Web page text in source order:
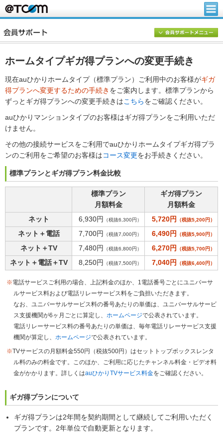
ホームタイプギガ得プランへの変更手続き
現在auひかりホームタイプ（標準プラン）ご利用中のお客様がギガ
得プランへ変更するための手続き をご案内します。標準プランから
ずっとギガ得プランへの変更手続きはこちら をご確認ください。
auひかりマンションタイプのお客様はギガ得プランをご利用いただ
けません。
その他の接続サービスをご利用でauひかりホームタイプギガ得プラ
ンのご利用をご希望のお客様は コース変更をお手続きください。
標準プランとギガ得プラン料金比較
標準プラン
月額料金
ギガ得プラン
月額料金
ネット
6,930円 （税抜6,300円） 5,720円 （税抜5,200円）
ネット＋電話 7,700円 （税抜7,000円） 6,490円 （税抜5,900円）
ネット＋TV 7,480円 （税抜6,800円） 6,270円 （税抜5,700円）
ネット＋電話＋TV 8,250円 （税抜7,500円） 7,040円 （税抜6,400円）
※電話サービスご利用の場合、上記料金のほか、1電話番号ごとにユニバーサ
ルサービス料および電話リレーサービス料をご負担いただきます。
なお、ユニバーサルサービス料の番号あたりの単価は、ユニバーサルサービ
ス支援機関が6ヶ月ごとに算定し、 ホームページで公表されています。
電話リレーサービス料の番号あたりの単価は、毎年電話リレーサービス支援
機関が算定し、 ホームページで公表されています。
※TVサービスの月額料金550円（税抜500円）はセットトップボックスレンタ
ル料のみの料金です。このほか、ご利用に応じたチャンネル料金・ビデオ料
金がかかります。詳しくはauひかりTVサービス料金をご確認ください。
ギガ得プランについて
ギガ得プランは2年間を契約期間として継続してご利用いただく
プランです。2年単位で自動更新となります。